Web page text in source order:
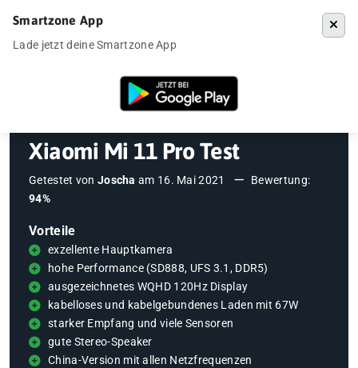
Testberichte Xiaomi Mi 11 Pro Test
Xiaomi Mi 11 Pro Test
Getestet von Joscha am 16. Mai 2021
Bewertung:
94%
Vorteile
exzellente Hauptkamera
hohe Performance (SD888, UFS 3.1, DDR5)
ausgezeichnetes WQHD 120Hz Display
kabelloses und kabelgebundenes Laden mit 67W
starker Empfang und viele Sensoren
gute Stereo-Speaker
China-Version mit allen Netzfrequenzen
Smartzone App
Lade jetzt deine Smartzone App